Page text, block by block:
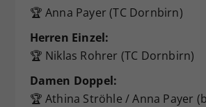
🏆 Anna Payer (TC Dornbirn)
Herren Einzel:
🏆 Niklas Rohrer (TC Dornbirn)
Damen Doppel:
🏆 Athina Ströhle / Anna Payer